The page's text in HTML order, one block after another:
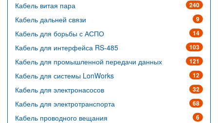
240
Кабель витая пара
9
Кабель дальней связи
14
Кабель для борьбы с АСПО
103
Кабель для интерфейса RS-485
121
Кабель для промышленной передачи данных
12
Кабель для системы LonWorks
32
Кабель для электронасосов
68
Кабель для электротранспорта
6
Кабель проводного вещания